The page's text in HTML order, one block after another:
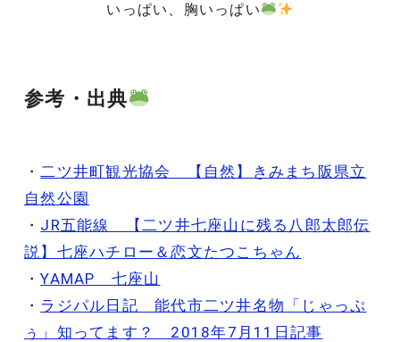
いっぱい、胸いっぱい
参考・出典
・ 二ツ井町観光協会 【自然】きみまち阪県立
自然公園
・ JR五能線 【二ツ井七座山に残る八郎太郎伝
説】七座ハチロー＆恋文たつこちゃん
・YAMAP 七座山
・ ラジパル日記 能代市二ツ井名物「じゃっぷ
ぅ」知ってます？ 2018年7月11日記事